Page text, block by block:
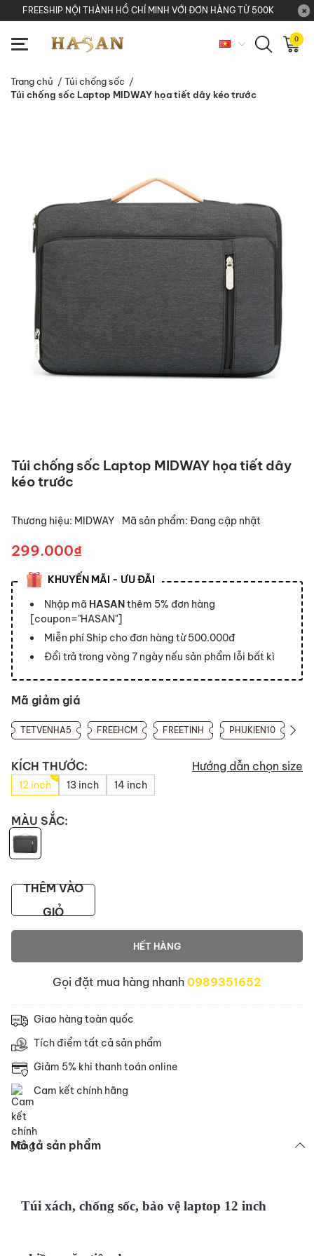
FREESHIP NỘI THÀNH HỒ CHÍ MINH VỚI ĐƠN HÀNG TỪ 500K
0
Trang chủ / Túi chống sốc /
Túi chống sốc Laptop MIDWAY họa tiết dây kéo trước
Túi chống sốc Laptop MIDWAY họa tiết dây
kéo trước
Thương hiệu: MIDWAY Mã sản phẩm: Đang cập nhật
299.000₫
KHUYẾN MÃI - ƯU ĐÃI
Nhập mã HASANthêm 5% đơn hàng
[coupon="HASAN"]
Miễn phí Ship cho đơn hàng từ 500.000đ
Đổi trả trong vòng 7 ngày nếu sản phẩm lỗi bất kì
Mã giảm giá
TETVENHA5 FREEHCM FREETINH PHUKIEN10
KÍCH THƯỚC: Hướng dẫn chọn size
12 inch 13 inch 14 inch
MÀU SẮC:
THÊM VÀO
GIỎ
HẾT HÀNG
Gọi đặt mua hàng nhanh 0989351652
Giao hàng toàn quốc
Tích điểm tất cả sản phẩm
Giảm 5% khi thanh toán online
Cam kết chính hãng
Mô tả sản phẩm
Túi xách, chống sốc, bảo vệ laptop 12 inch